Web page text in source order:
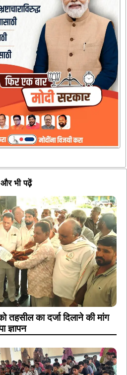
और भी पढ़ें
का दर्जा दिलाने की मांग
ज्ञापन